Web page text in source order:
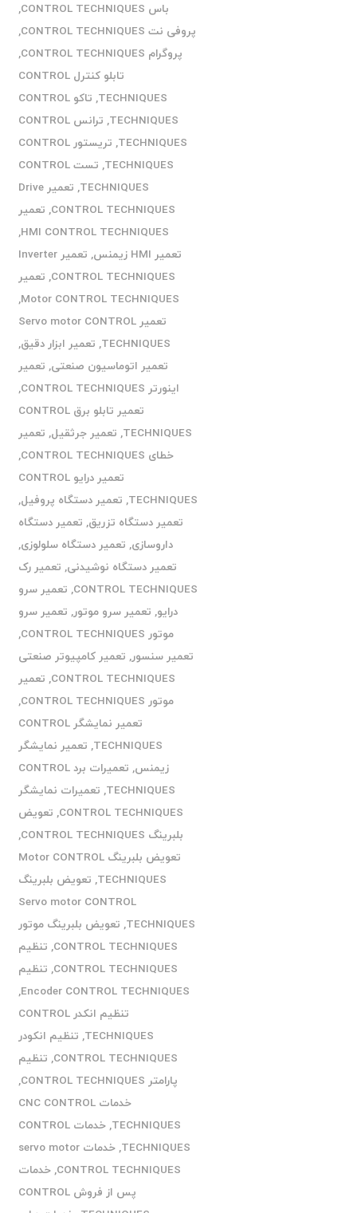
باس CONTROL TECHNIQUES
,
پروفی نت CONTROL TECHNIQUES
,
پروگرام CONTROL TECHNIQUES
,
تابلو کنترل CONTROL
TECHNIQUES
,
تاکو CONTROL
TECHNIQUES
,
ترانس CONTROL
TECHNIQUES
,
تریستور CONTROL
TECHNIQUES
,
تست CONTROL
TECHNIQUES
,
تعمیر Drive
CONTROL TECHNIQUES
, تعمیر
HMI CONTROL TECHNIQUES
,
تعمیر HMI زیمنس
,
تعمیر Inverter
CONTROL TECHNIQUES
, تعمیر
Motor CONTROL TECHNIQUES
,
تعمیر Servo motor CONTROL
TECHNIQUES
, تعمیر ابزار دقیق,
تعمیر اتوماسیون صنعتی, تعمیر
اینورتر CONTROL TECHNIQUES
,
تعمیر تابلو برق CONTROL
TECHNIQUES
, تعمیر جرثقیل, تعمیر
خطای CONTROL TECHNIQUES
,
تعمیر درایو CONTROL
TECHNIQUES
, تعمیر دستگاه پروفیل,
تعمیر دستگاه تزریق, تعمیر دستگاه
داروسازی, تعمیر دستگاه سلولوزی,
تعمیر دستگاه نوشیدنی, تعمیر رک
CONTROL TECHNIQUES
, تعمیر سرو
درایو, تعمیر سرو موتور, تعمیر سرو
موتور CONTROL TECHNIQUES
,
تعمیر سنسور, تعمیر کامپیوتر صنعتی
CONTROL TECHNIQUES
, تعمیر
موتور CONTROL TECHNIQUES
,
تعمیر نمایشگر CONTROL
TECHNIQUES
, تعمیر نمایشگر
زیمنس,
تعمیرات برد CONTROL
TECHNIQUES
, تعمیرات نمایشگر
CONTROL TECHNIQUES
, تعویض
بلبرینگ CONTROL TECHNIQUES
,
تعویض بلبرینگ Motor CONTROL
TECHNIQUES
, تعویض بلبرینگ
Servo motor CONTROL
TECHNIQUES
, تعویض بلبرینگ موتور
CONTROL TECHNIQUES
, تنظیم
CONTROL TECHNIQUES
, تنظیم
Encoder CONTROL TECHNIQUES
,
تنظیم انکدر CONTROL
TECHNIQUES
, تنظیم انکودر
CONTROL TECHNIQUES
, تنظیم
پارامتر CONTROL TECHNIQUES
,
خدمات CNC CONTROL
TECHNIQUES
,
خدمات CONTROL
TECHNIQUES
,
خدمات servo motor
CONTROL TECHNIQUES
,خدمات
پس از فروش CONTROL